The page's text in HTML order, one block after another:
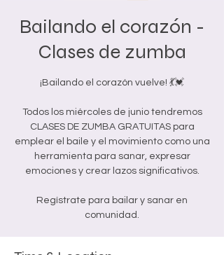
Bailando el corazón -
Clases de zumba
¡Bailando el corazón vuelve! 💃💓
Todos los miércoles de junio tendremos
CLASES DE ZUMBA GRATUITAS para
emplear el baile y el movimiento como una
herramienta para sanar, expresar
emociones y crear lazos significativos.
Regístrate para bailar y sanar en
comunidad.